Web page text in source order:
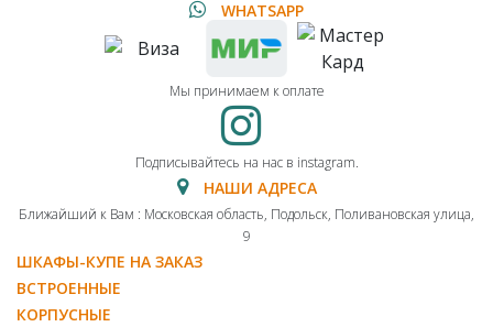
WHATSAPP
Мы принимаем к оплате
Подписывайтесь на нас в instagram.
НАШИ АДРЕСА
Ближайший к Вам : Московская область, Подольск, Поливановская улица,
9
ШКАФЫ-КУПЕ НА ЗАКАЗ
ВСТРОЕННЫЕ
КОРПУСНЫЕ